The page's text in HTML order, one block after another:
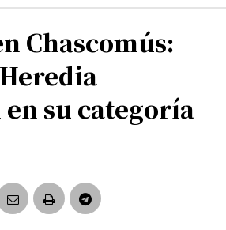
Chascomús:
su categoría